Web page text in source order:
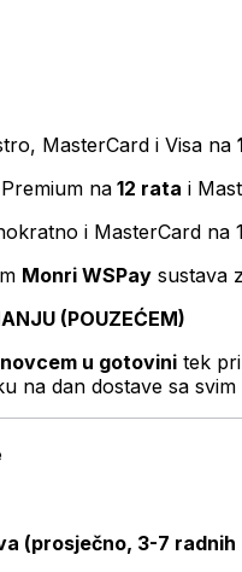
MasterCard i Visa na
na 12 rata i
i MasterCard na
Monri WSPay sustava
(POUZEĆEM)
u gotovini tek
na dan dostave sa svim
(prosječno, 3-7 radnih